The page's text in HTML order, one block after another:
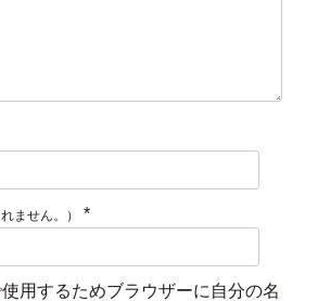
ません。） *
用するためブラウザーに自分の名